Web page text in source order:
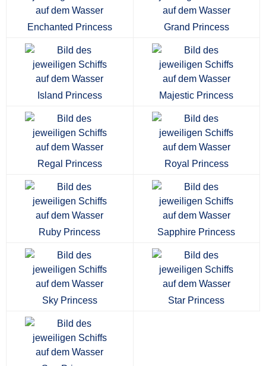
Enchanted Princess Grand Princess
Island Princess Majestic Princess
Regal Princess Royal Princess
Ruby Princess Sapphire Princess
Sky Princess Star Princess